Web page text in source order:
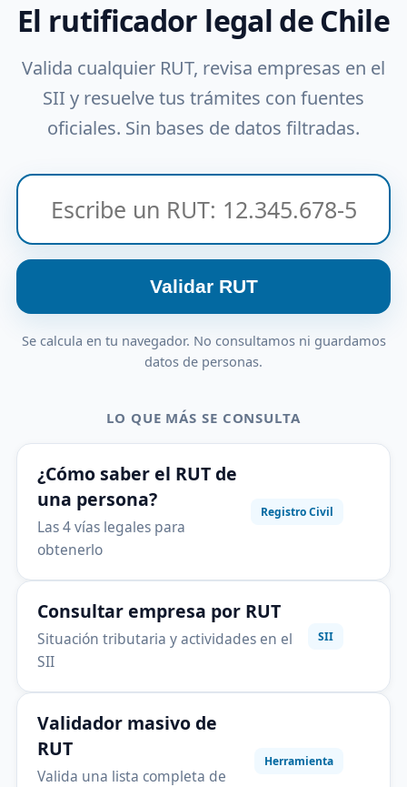
El rutificador legal de Chile
Valida cualquier RUT, revisa empresas en el
SII y resuelve tus trámites con fuentes
oficiales. Sin bases de datos filtradas.
Validar RUT
Se calcula en tu navegador. No consultamos ni guardamos
datos de personas.
LO QUE MÁS SE CONSULTA
¿Cómo saber el RUT de
una persona?
Las 4 vías legales para
obtenerlo
Registro Civil
Consultar empresa por RUT
Situación tributaria y actividades en el
SII
SII
Validador masivo de
RUT
Valida una lista completa de
Herramienta